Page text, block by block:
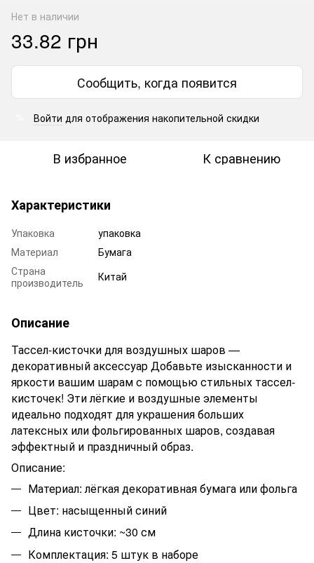
Нет в наличии
33.82 грн
Сообщить, когда появится
Войти для отображения накопительной скидки
В избранное К сравнению
Характеристики
Упаковка
упаковка
Материал
Бумага
Страна
производитель
Китай
Описание
Тассел-кисточки для воздушных шаров —
декоративный аксессуар Добавьте изысканности и
яркости вашим шарам с помощью стильных тассел-
кисточек! Эти лёгкие и воздушные элементы
идеально подходят для украшения больших
латексных или фольгированных шаров, создавая
эффектный и праздничный образ.
Описание:
Материал: лёгкая декоративная бумага или фольга
Цвет: насыщенный синий
Длина кисточки: ~30 см
Комплектация: 5 штук в наборе